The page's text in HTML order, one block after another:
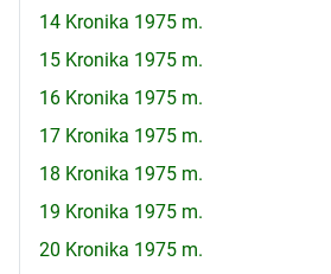
14 Kronika 1975 m.
15 Kronika 1975 m.
16 Kronika 1975 m.
17 Kronika 1975 m.
18 Kronika 1975 m.
19 Kronika 1975 m.
20 Kronika 1975 m.